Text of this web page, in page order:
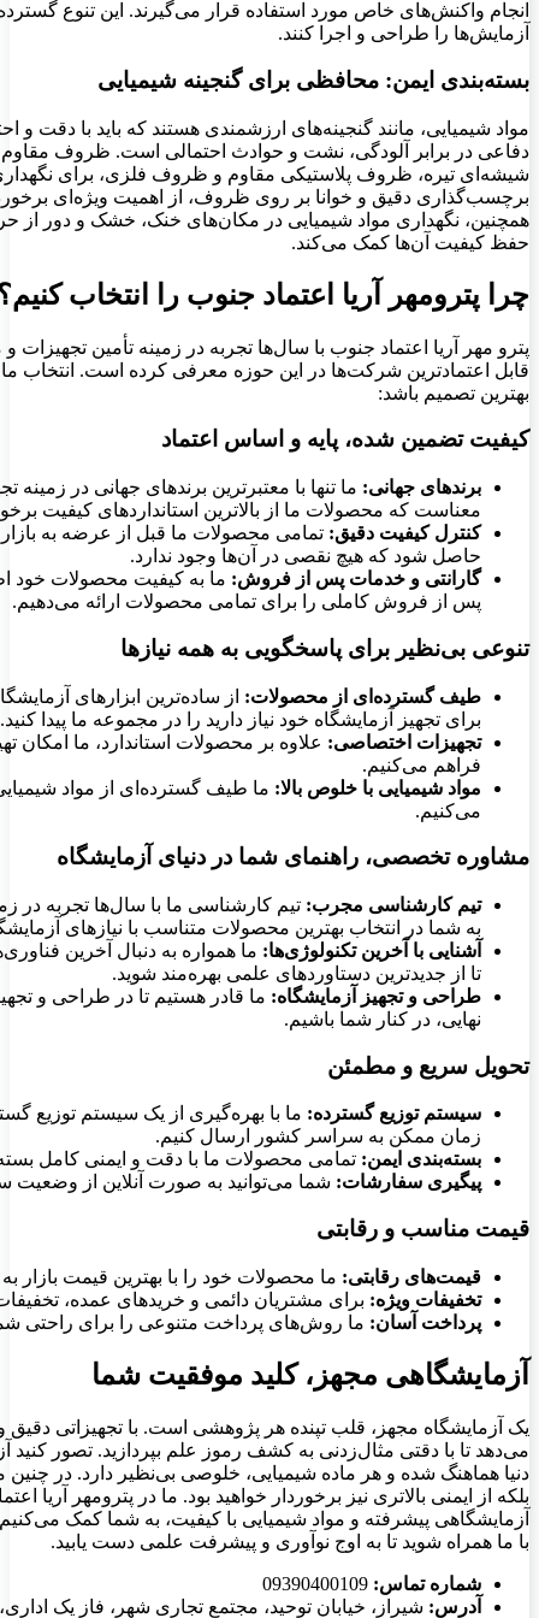
انجام واکنش‌های خاص مورد استفاده قرار می‌گیرند. این تنوع
آزمایش‌ها را طراحی و اجرا کنند.
بسته‌بندی ایمن: محافظی برای گنجینه شیمیایی
مواد شیمیایی، مانند گنجینه‌های ارزشمندی هستند که باید با دقت
دفاعی در برابر آلودگی، نشت و حوادث احتمالی است. ظروف مقاوم
شیشه‌ای تیره، ظروف پلاستیکی مقاوم و ظروف فلزی، برای نگهداری
برچسب‌گذاری دقیق و خوانا بر روی ظروف، از اهمیت ویژه‌ای
همچنین، نگهداری مواد شیمیایی در مکان‌های خنک، خشک و دور از
حفظ کیفیت آن‌ها کمک می‌کند.
چرا پترومهر آریا اعتماد جنوب را انتخاب
پترو مهر آریا اعتماد جنوب با سال‌ها تجربه در زمینه تأمین تجهیزات
قابل اعتمادترین شرکت‌ها در این حوزه معرفی کرده است. انتخاب
بهترین تصمیم باشد:
کیفیت تضمین شده، پایه و اساس اعتماد
برندهای جهانی: ما تنها با معتبرترین برندهای جهانی در
معناست که محصولات ما از بالاترین استانداردهای کیفیت
کنترل کیفیت دقیق: تمامی محصولات ما قبل از عرضه به
حاصل شود که هیچ نقصی در آن‌ها وجود ندارد.
گارانتی و خدمات پس از فروش: ما به کیفیت محصولات خود
پس از فروش کاملی را برای تمامی محصولات ارائه می‌دهیم.
تنوعی بی‌نظیر برای پاسخگویی به همه نیازها
طیف گسترده‌ای از محصولات: از ساده‌ترین ابزارهای
برای تجهیز آزمایشگاه خود نیاز دارید را در مجموعه ما پیدا کنید.
تجهیزات اختصاصی: علاوه بر محصولات استاندارد، ما
فراهم می‌کنیم.
مواد شیمیایی با خلوص بالا: ما طیف گسترده‌ای از مواد شیمیایی
می‌کنیم.
مشاوره تخصصی، راهنمای شما در دنیای آزمایشگاه
تیم کارشناسی مجرب: تیم کارشناسی ما با سال‌ها تجربه در
به شما در انتخاب بهترین محصولات متناسب با نیازهای
آشنایی با آخرین تکنولوژی‌ها: ما همواره به دنبال آخرین
تا از جدیدترین دستاوردهای علمی بهره‌مند شوید.
طراحی و تجهیز آزمایشگاه: ما قادر هستیم تا در طراحی و
نهایی، در کنار شما باشیم.
تحویل سریع و مطمئن
سیستم توزیع گسترده: ما با بهره‌گیری از یک سیستم توزیع
زمان ممکن به سراسر کشور ارسال کنیم.
بسته‌بندی ایمن: تمامی محصولات ما با دقت و ایمنی کامل
پیگیری سفارشات: شما می‌توانید به صورت آنلاین از
قیمت مناسب و رقابتی
قیمت‌های رقابتی: ما محصولات خود را با بهترین قیمت
تخفیفات ویژه: برای مشتریان دائمی و خریدهای عمده،
پرداخت آسان: ما روش‌های پرداخت متنوعی را برای راحتی
آزمایشگاهی مجهز، کلید موفقیت شما
یک آزمایشگاه مجهز، قلب تپنده هر پژوهشی است. با تجهیزاتی
می‌دهد تا با دقتی مثال‌زدنی به کشف رموز علم بپردازید. تصور کنید
دنیا هماهنگ شده و هر ماده شیمیایی، خلوصی بی‌نظیر دارد. در چنین
بلکه از ایمنی بالاتری نیز برخوردار خواهید بود. ما در پترومهر آریا
آزمایشگاهی پیشرفته و مواد شیمیایی با کیفیت، به شما کمک می‌کنیم
با ما همراه شوید تا به اوج نوآوری و پیشرفت علمی دست یابید.
شماره تماس: 09390400109
آدرس: شیراز، خیابان توحید، مجتمع تجاری شهر، فاز یک اداری،